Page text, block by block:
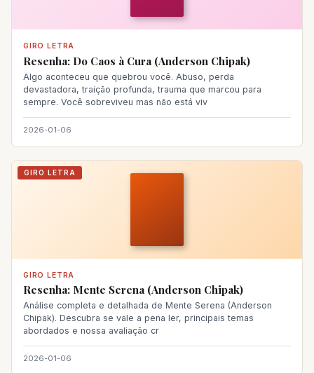
GIRO LETRA
Resenha: Do Caos à Cura (Anderson Chipak)
Algo aconteceu que quebrou você. Abuso, perda
devastadora, traição profunda, trauma que marcou para
sempre. Você sobreviveu mas não está viv
2026-01-06
GIRO LETRA
GIRO LETRA
Resenha: Mente Serena (Anderson Chipak)
Análise completa e detalhada de Mente Serena (Anderson
Chipak). Descubra se vale a pena ler, principais temas
abordados e nossa avaliação cr
2026-01-06